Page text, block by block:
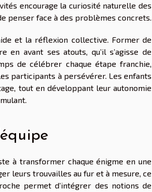
encourage la curiosité naturelle des
penser face à des problèmes concrets.
et la réflexion collective. Former de
avant ses atouts, qu’il s’agisse de
de célébrer chaque étape franchie,
participants à persévérer. Les enfants
tout en développant leur autonomie
à transformer chaque énigme en une
leurs trouvailles au fur et à mesure, ce
permet d’intégrer des notions de